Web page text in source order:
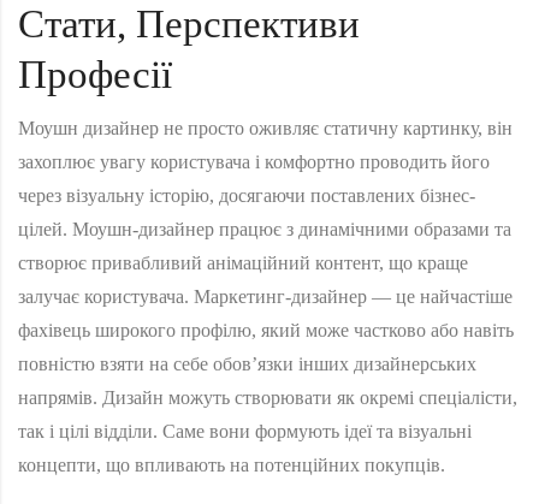
Стати, Перспективи
Професії
Моушн дизайнер не просто оживляє статичну картинку, він
захоплює увагу користувача і комфортно проводить його
через візуальну історію, досягаючи поставлених бізнес-
цілей. Моушн-дизайнер працює з динамічними образами та
створює привабливий анімаційний контент, що краще
залучає користувача. Маркетинг-дизайнер — це найчастіше
фахівець широкого профілю, який може частково або навіть
повністю взяти на себе обов’язки інших дизайнерських
напрямів. Дизайн можуть створювати як окремі спеціалісти,
так і цілі відділи. Саме вони формують ідеї та візуальні
концепти, що впливають на потенційних покупців.